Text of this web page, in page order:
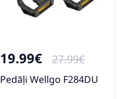
19.99€ 27.99€
Pedāļi Wellgo F284DU